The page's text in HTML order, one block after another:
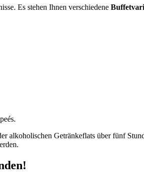
Es stehen Ihnen verschiedene
alkoholischen Getränkeflats über fünf